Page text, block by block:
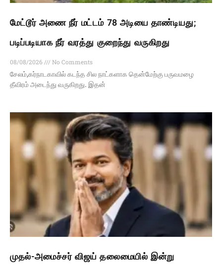
மேட்டூர் அணை நீர் மட்டம் 78 அடியை தாண்டியது;
படிப்படியாக நீர் வரத்து குறைந்து வருகிறது
08/08/2026
No Comments
சேலம்,கர்நாடகாவில் கடந்த சில நாட்களாக தென்மேற்கு பருவமழை
தீவிரம் அடைந்து வருகிறது. இதன்
முதல்-அமைச்சர் விஜய் தலைமையில் இன்று